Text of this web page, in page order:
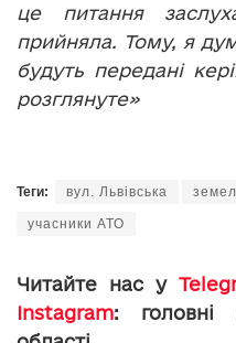
це питання
прийняла. Тому, я
будуть передані
розглянуте»
Теги: вул. Львівська
учасники АТО
Читайте нас у
Instagram: головні